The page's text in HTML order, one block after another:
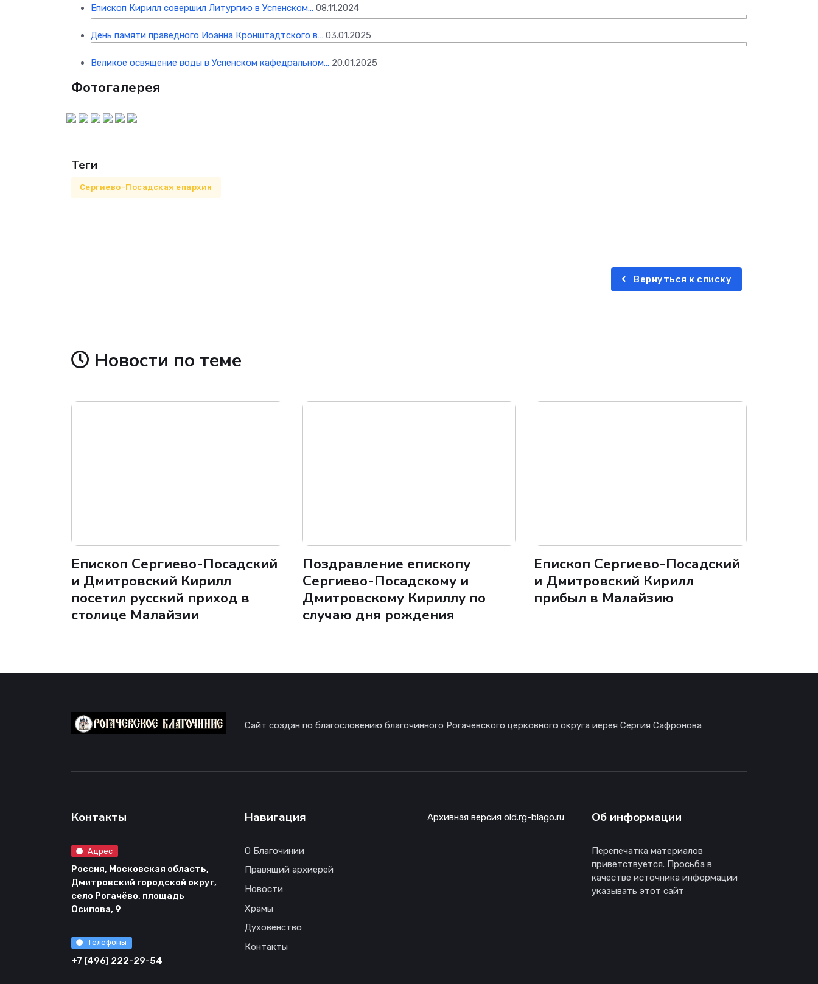
Епископ Кирилл совершил Литургию в Успенском… 08.11.2024
День памяти праведного Иоанна Кронштадтского в… 03.01.2025
Великое освящение воды в Успенском кафедральном… 20.01.2025
Фотогалерея
Теги
Сергиево-Посадская епархия
Вернуться к списку
Новости по теме
Епископ Сергиево-Посадский
и Дмитровский Кирилл
посетил русский приход в
столице Малайзии
Поздравление епископу
Сергиево-Посадскому и
Дмитровскому Кириллу по
случаю дня рождения
Епископ Сергиево-Посадский
и Дмитровский Кирилл
прибыл в Малайзию
Сайт создан по благословению благочинного Рогачевского церковного округа иерея Сергия Сафронова
Контакты
Адрес
Россия, Московская область,
Дмитровский городской округ,
село Рогачёво, площадь
Осипова, 9
Телефоны
+7 (496) 222-29-54
Навигация
О Благочинии
Правящий архиерей
Новости
Храмы
Духовенство
Контакты
Архивная версия old.rg-blago.ru Об информации
Перепечатка материалов
приветствуется. Просьба в
качестве источника информации
указывать этот сайт